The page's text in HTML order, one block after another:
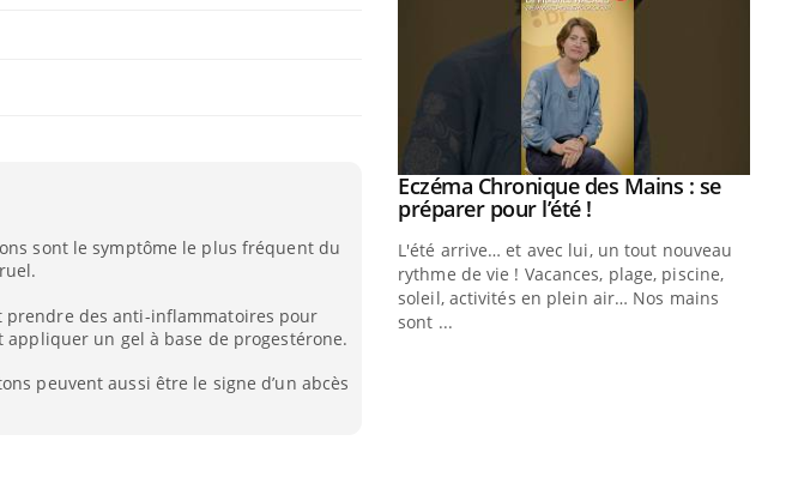
sont le symptôme le plus fréquent du
prendre des anti-inflammatoires pour
un gel à base de progestérone.
peuvent aussi être le signe d’un abcès
En 2026, l'insuline dans le diabète de type 2
Youtube
Eczéma Chronique des Mains : se
préparer pour l’été !Youtube
L'été arrive… et avec lui, un tout nouveau
rythme de vie ! Vacances, plage, piscine,
soleil, activités en plein air… Nos mains
sont ...